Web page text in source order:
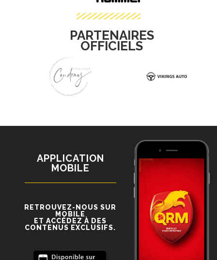
PARTENAIRES
OFFICIELS
APPLICATION
MOBILE
RETROUVEZ-NOUS SUR
MOBILE
ET ACCÉDEZ À DES
CONTENUS EXCLUSIFS.